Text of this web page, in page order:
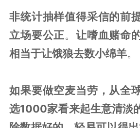
非统计抽样值得采信的前
立场要公正。 让嗜血赌命
相当于让饿狼去数小绵羊。
如果要做空麦当劳，从全
选1000家看来起生意清淡